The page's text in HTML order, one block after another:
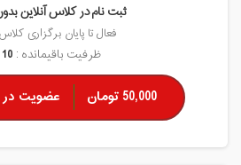
تخفیفهای مشارکتی
درباره ما
ثبت نام در کلاس آنلاین
فعال تا پایان برگزاری
ظرفیت باقیمانده : 10 نفر
50,000 تومان عضویت در